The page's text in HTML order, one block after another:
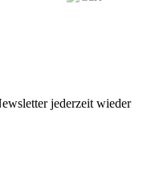
jederzeit wieder